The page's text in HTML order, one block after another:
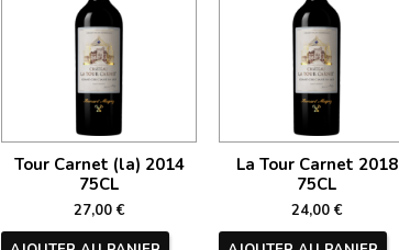
Tour Carnet (la) 2014
75CL
27,00 €
La Tour Carnet 2018
75CL
24,00 €